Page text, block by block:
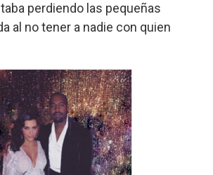
perdiendo las pequeñas
al no tener a nadie con quien